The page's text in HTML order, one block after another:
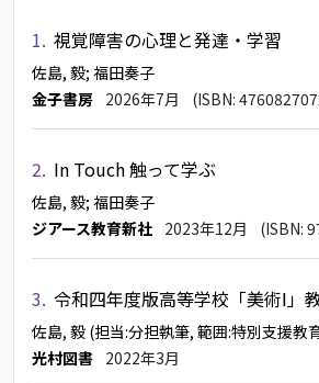
1. 視覚障害の心理と発達・学習
佐島, 毅; 福田奏子
金子書房 2026年7月 (ISBN:
2. In Touch 触って学ぶ
佐島, 毅; 福田奏子
ジアース教育新社 2023年12月 (ISBN:
3. 令和四年度版高等学校「美術Ⅰ」
佐島, 毅 (担当:分担執筆, 範囲:特別支援教
光村図書 2022年3月